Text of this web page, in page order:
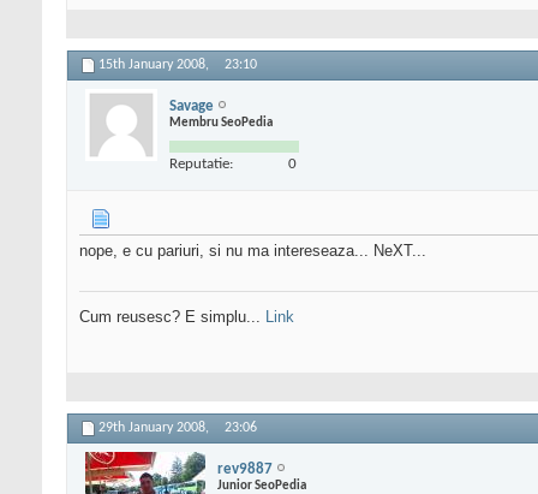
15th January 2008, 23:10
Savage
Membru SeoPedia
Reputatie: 0
nope, e cu pariuri, si nu ma intereseaza... NeXT...
Cum reusesc? E simplu... Link
29th January 2008, 23:06
rev9887
Junior SeoPedia